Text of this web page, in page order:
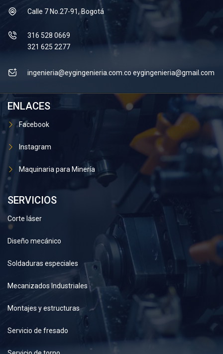
Calle 7 No.27-91, Bogotá
316 528 0669
321 625 2277
ingenieria@eygingenieria.com.co eygingenieria@gmail.com
ENLACES
Facebook
Instagram
Maquinaria para Minería
SERVICIOS
Corte láser
Diseño mecánico
Soldaduras especiales
Mecanizados Industriales
Montajes y estructuras
Servicio de fresado